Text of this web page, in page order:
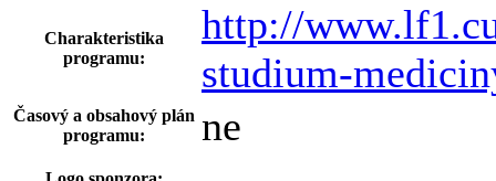
Charakteristika
programu:
http://
studium-
Časový a obsahový plán
programu:
ne